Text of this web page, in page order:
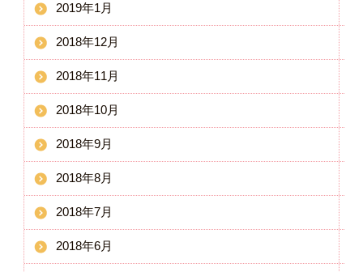
2019年1月
2018年12月
2018年11月
2018年10月
2018年9月
2018年8月
2018年7月
2018年6月